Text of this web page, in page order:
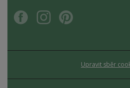
Upravit sběr